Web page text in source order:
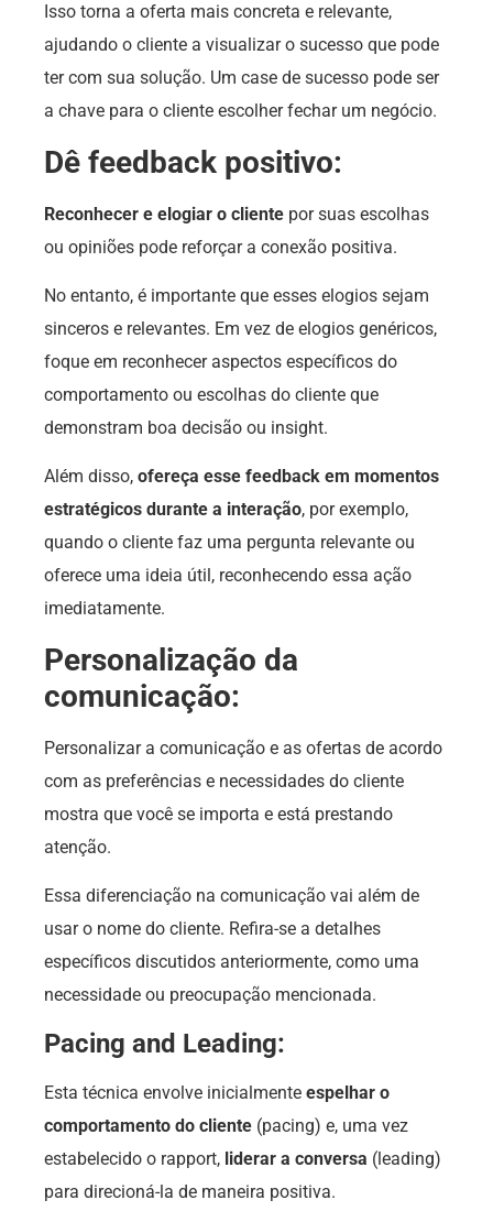
Isso torna a oferta mais concreta e relevante,
ajudando o cliente a visualizar o sucesso que pode
ter com sua solução. Um case de sucesso pode ser
a chave para o cliente escolher fechar um negócio.
Dê feedback positivo:
Reconhecer e elogiar o cliente por suas escolhas
ou opiniões pode reforçar a conexão positiva.
No entanto, é importante que esses elogios sejam
sinceros e relevantes. Em vez de elogios genéricos,
foque em reconhecer aspectos específicos do
comportamento ou escolhas do cliente que
demonstram boa decisão ou insight.
Além disso, ofereça esse feedback em momentos
estratégicos durante a interação, por exemplo,
quando o cliente faz uma pergunta relevante ou
oferece uma ideia útil, reconhecendo essa ação
imediatamente.
Personalização da
comunicação:
Personalizar a comunicação e as ofertas de acordo
com as preferências e necessidades do cliente
mostra que você se importa e está prestando
atenção.
Essa diferenciação na comunicação vai além de
usar o nome do cliente. Refira-se a detalhes
específicos discutidos anteriormente, como uma
necessidade ou preocupação mencionada.
Pacing and Leading:
Esta técnica envolve inicialmente espelhar o
comportamento do cliente (pacing) e, uma vez
estabelecido o rapport, liderar a conversa (leading)
para direcioná-la de maneira positiva.